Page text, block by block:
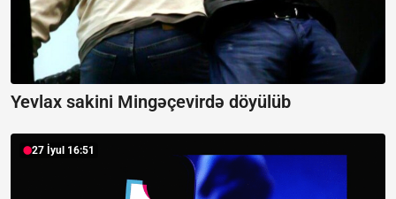
Yevlax sakini Mingəçevirdə döyülüb
27 İyul 16:51